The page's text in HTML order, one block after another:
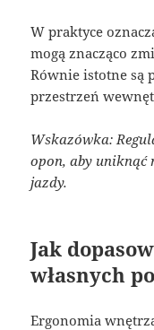
W praktyce
mogą znacząco
Równie istotne są
przestrzeń
Wskazówka:
opon, aby uniknąć
jazdy.
Jak
własnych
Ergonomia